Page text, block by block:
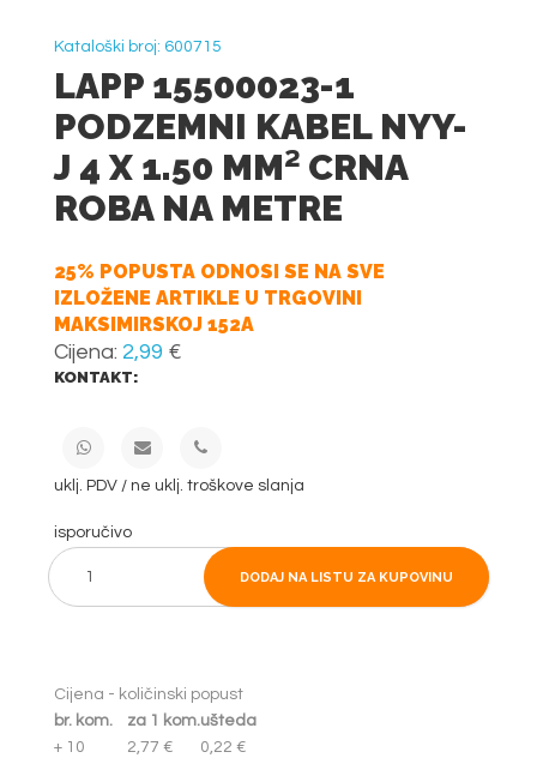
Kataloški broj: 600715
LAPP 15500023-1
PODZEMNI KABEL NYY-
J 4 X 1.50 MM² CRNA
ROBA NA METRE
25% POPUSTA ODNOSI SE NA SVE
IZLOŽENE ARTIKLE U TRGOVINI
MAKSIMIRSKOJ 152A
Cijena: 2,99 €
KONTAKT:
uklj. PDV / ne uklj. troškove slanja
isporučivo
DODAJ NA LISTU ZA KUPOVINU
Cijena - količinski popust
br. kom.
za 1 kom.ušteda
+ 10
2,77 €
0,22 €